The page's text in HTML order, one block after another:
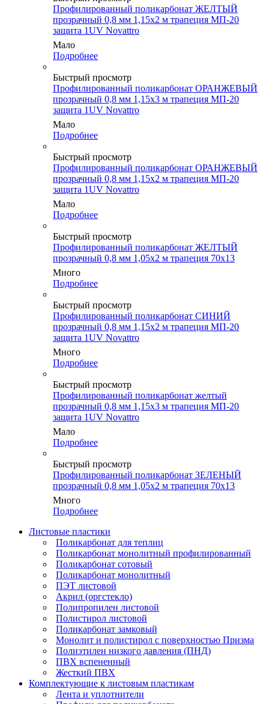
Профилированный поликарбонат ЖЕЛТЫЙ
прозрачный 0,8 мм 1,15х2 м трапеция МП-20
защита 1UV Novattro
Мало
Подробнее
Быстрый просмотр
Профилированный поликарбонат ОРАНЖЕВЫЙ
прозрачный 0,8 мм 1,15х3 м трапеция МП-20
защита 1UV Novattro
Мало
Подробнее
Быстрый просмотр
Профилированный поликарбонат ОРАНЖЕВЫЙ
прозрачный 0,8 мм 1,15х2 м трапеция МП-20
защита 1UV Novattro
Мало
Подробнее
Быстрый просмотр
Профилированный поликарбонат ЖЕЛТЫЙ
прозрачный 0,8 мм 1,05х2 м трапеция 70х13
Много
Подробнее
Быстрый просмотр
Профилированный поликарбонат СИНИЙ
прозрачный 0,8 мм 1,15х2 м трапеция МП-20
защита 1UV Novattro
Много
Подробнее
Быстрый просмотр
Профилированный поликарбонат желтый
прозрачный 0,8 мм 1,15х3 м трапеция МП-20
защита 1UV Novattro
Мало
Подробнее
Быстрый просмотр
Профилированный поликарбонат ЗЕЛЕНЫЙ
прозрачный 0,8 мм 1,05х2 м трапеция 70х13
Много
Подробнее
Листовые пластики
Поликарбонат для теплиц
Поликарбонат монолитный профилированный
Поликарбонат сотовый
Поликарбонат монолитный
ПЭТ листовой
Акрил (оргстекло)
Полипропилен листовой
Полистирол листовой
Поликарбонат замковый
Монолит и полистирол с поверхностью Призма
Полиэтилен низкого давления (ПНД)
ПВХ вспененный
Жесткий ПВХ
Комплектующие к листовым пластикам
Лента и уплотнители